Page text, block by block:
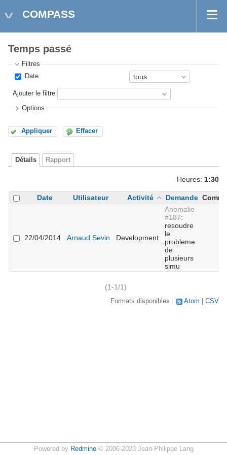
COMPASS
Temps passé
Filtres
Date
Ajouter le filtre
Options
Appliquer Effacer
Détails Rapport
Heures: 1:30
Date Utilisateur Activité Demande
22/04/2014 Arnaud Sevin Development
Anomalie
#187:
resoudre
le
probleme
de
plusieurs
simu
(1-1/1)
Formats disponibles : Atom CSV
Powered by Redmine© 2006-2023 Jean-Philippe Lang